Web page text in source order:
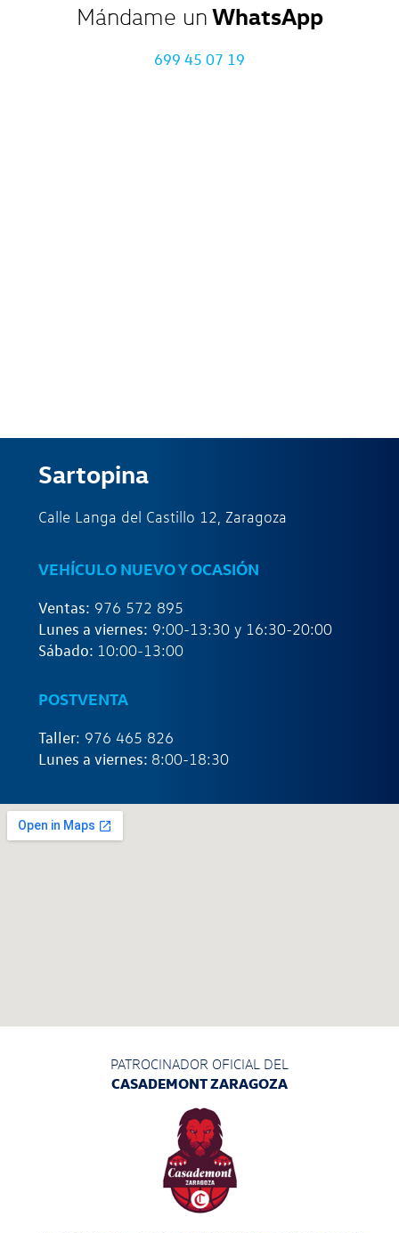
Mándame un WhatsApp
699 45 07 19
Sartopina
Calle Langa del Castillo 12, Zaragoza
VEHÍCULO NUEVO Y OCASIÓN
Ventas: 976 572 895
Lunes a viernes: 9:00-13:30 y 16:30-20:00
Sábado: 10:00-13:00
POSTVENTA
Taller: 976 465 826
Lunes a viernes: 8:00-18:30
PATROCINADOR OFICIAL DEL
CASADEMONT ZARAGOZA